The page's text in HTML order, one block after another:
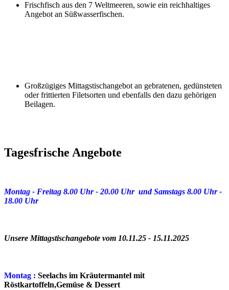
Frischfisch aus den 7 Weltmeeren, sowie ein reichhaltiges
Angebot an Süßwasserfischen.
Großzügiges Mittagstischangebot an gebratenen, gedünsteten
oder frittierten Filetsorten und ebenfalls den dazu gehörigen
Beilagen.
Tagesfrische Angebote
Montag - Freitag 8.00 Uhr - 20.00 Uhr und Samstags 8.00 Uhr -
18.00 Uhr
Unsere Mittagstischangebote vom 10.11.25 - 15.11.2025
Montag : Seelachs im Kräutermantel mit
Röstkartoffeln,Gemüse & Dessert